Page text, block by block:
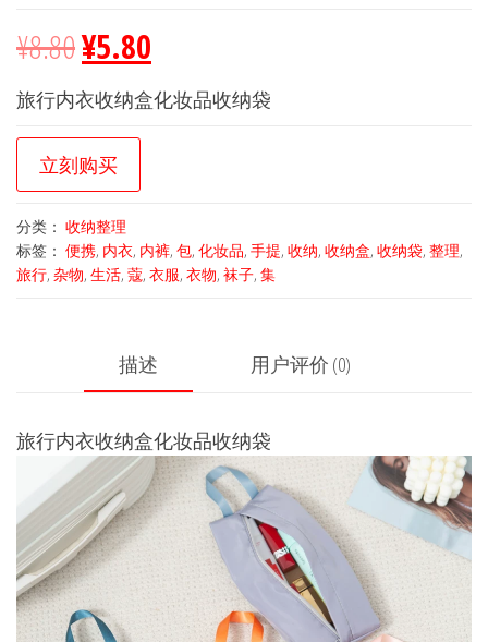
¥8.80¥5.80
旅行内衣收纳盒化妆品收纳袋
立刻购买
分类： 收纳整理
标签： 便携, 内衣, 内裤, 包, 化妆品, 手提, 收纳, 收纳盒, 收纳袋, 整理,
旅行, 杂物, 生活, 蔻, 衣服, 衣物, 袜子, 集
描述 用户评价 (0)
旅行内衣收纳盒化妆品收纳袋